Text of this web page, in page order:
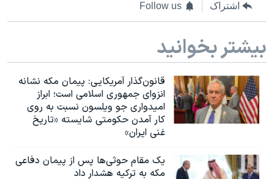
اشتراک Follow us
بیشتر بخوانید
قانون‌گذار آمریکایی: پیمان مکه نشانه
انزوای جمهوری اسلامی است؛ ابراز
امیدواری جو ویلسون نسبت به روی
کار آمدن حکومتی شایسته «تاریخ
غنی ایران»
یک مقام حوثی‌ها پس از پیمان دفاعی
مکه به ترکیه هشدار داد